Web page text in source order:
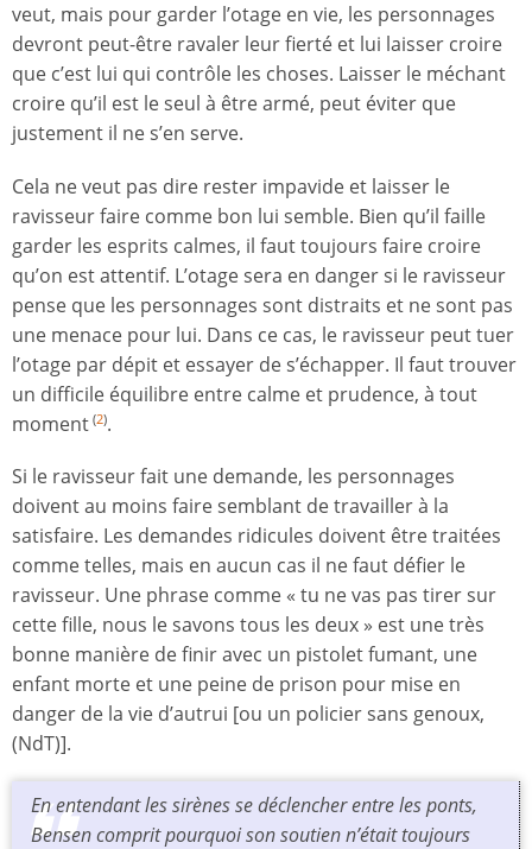
veut, mais pour garder l’otage en vie, les personnages
devront peut-être ravaler leur fierté et lui laisser croire
que c’est lui qui contrôle les choses. Laisser le méchant
croire qu’il est le seul à être armé, peut éviter que
justement il ne s’en serve.
Cela ne veut pas dire rester impavide et laisser le
ravisseur faire comme bon lui semble. Bien qu’il faille
garder les esprits calmes, il faut toujours faire croire
qu’on est attentif. L’otage sera en danger si le ravisseur
pense que les personnages sont distraits et ne sont pas
une menace pour lui. Dans ce cas, le ravisseur peut tuer
l’otage par dépit et essayer de s’échapper. Il faut trouver
un difficile équilibre entre calme et prudence, à tout
moment (2).
Si le ravisseur fait une demande, les personnages
doivent au moins faire semblant de travailler à la
satisfaire. Les demandes ridicules doivent être traitées
comme telles, mais en aucun cas il ne faut défier le
ravisseur. Une phrase comme « tu ne vas pas tirer sur
cette fille, nous le savons tous les deux » est une très
bonne manière de finir avec un pistolet fumant, une
enfant morte et une peine de prison pour mise en
danger de la vie d’autrui [ou un policier sans genoux,
(NdT)].
En entendant les sirènes se déclencher entre les ponts,
Bensen comprit pourquoi son soutien n’était toujours